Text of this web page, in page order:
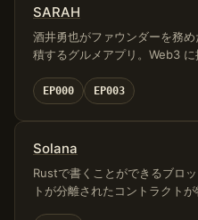
SARAH
酒井勇也がファウンダーを務
積するグルメアプリ。Web3 に
EP000 EP003
Solana
Rustで書くことができるブロ
トが分離されたコントラクト